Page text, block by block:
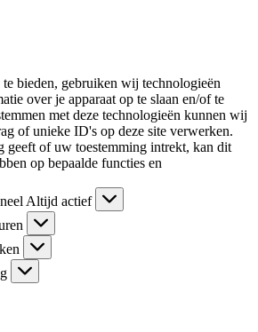
bieden, gebruiken wij technologieën
over je apparaat op te slaan en/of te
met deze technologieën kunnen wij
of unieke ID's op deze site verwerken.
geeft of uw toestemming intrekt, kan dit
op bepaalde functies en
Altijd actief